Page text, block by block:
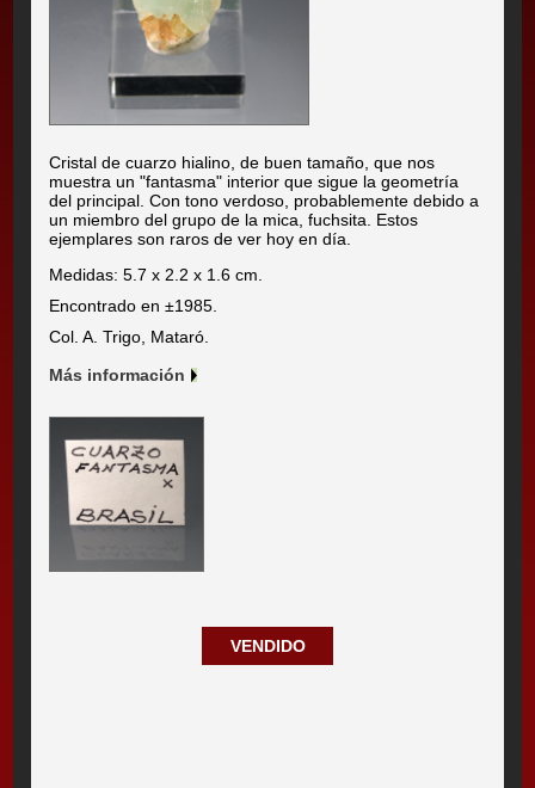
Cristal de cuarzo hialino, de buen tamaño, que nos
muestra un "fantasma" interior que sigue la geometría
del principal. Con tono verdoso, probablemente debido a
un miembro del grupo de la mica, fuchsita. Estos
ejemplares son raros de ver hoy en día.
Medidas: 5.7 x 2.2 x 1.6 cm.
Encontrado en ±1985.
Col. A. Trigo, Mataró.
Más información
VENDIDO